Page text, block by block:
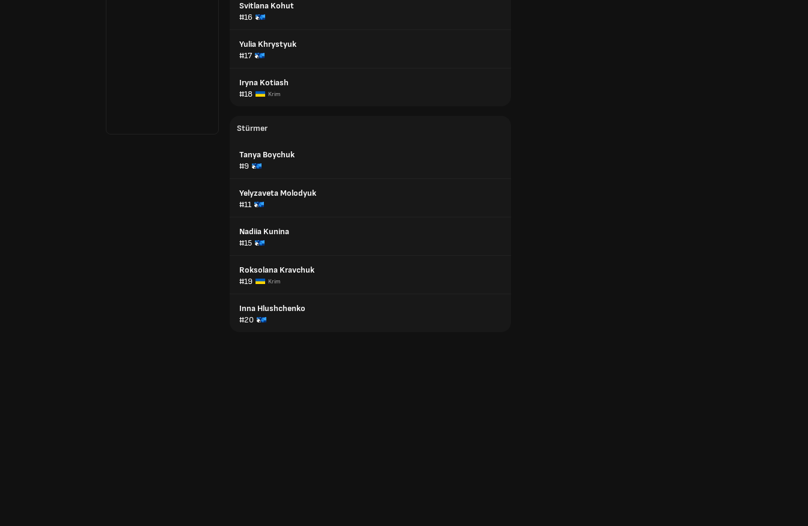
Svitlana Kohut
#16
Yulia Khrystyuk
#17
Iryna Kotiash
#18
Krim
Stürmer
Tanya Boychuk
#9
Yelyzaveta Molodyuk
#11
Nadiia Kunina
#15
Roksolana Kravchuk
#19
Krim
Inna Hlushchenko
#20